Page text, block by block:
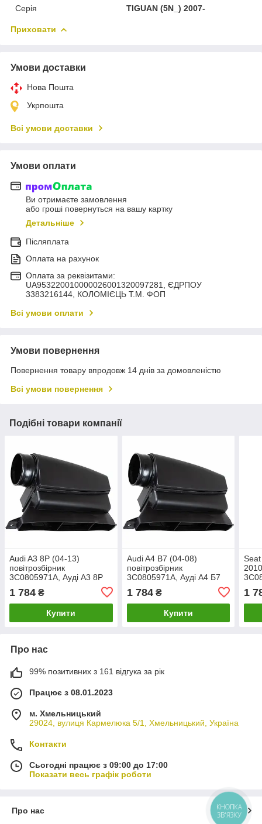
Серія
TIGUAN (5N_) 2007-
Приховати
Умови доставки
Нова Пошта
Укрпошта
Всі умови доставки
Умови оплати
Ви отримаєте замовлення
або гроші повернуться на вашу картку
Детальніше
Післяплата
Оплата на рахунок
Оплата за реквізитами:
UA953220010000026001320097281, ЄДРПОУ
3383216144, КОЛОМIЄЦЬ Т.М. ФОП
Всі умови оплати
Умови повернення
Повернення товару впродовж 14 днів за домовленістю
Всі умови повернення
Подібні товари компанії
Audi A3 8P (04-13)
повітрозбірник
3C0805971A, Ауді А3 8Р
1 784 ₴
Купити
Audi A4 B7 (04-08)
повітрозбірник
3C0805971A, Ауді А4 Б7
1 784₴
Купити
1
Про нас
99% позитивних з 161 відгука за рік
Працює з 08.01.2023
м. Хмельницький
29024, вулиця Кармелюка 5/1, Хмельницький, Україна
Контакти
Сьогодні працює з 09:00 до 17:00
Показати весь графік роботи
Про нас
КНОПКА
ЗВ'ЯЗКУ